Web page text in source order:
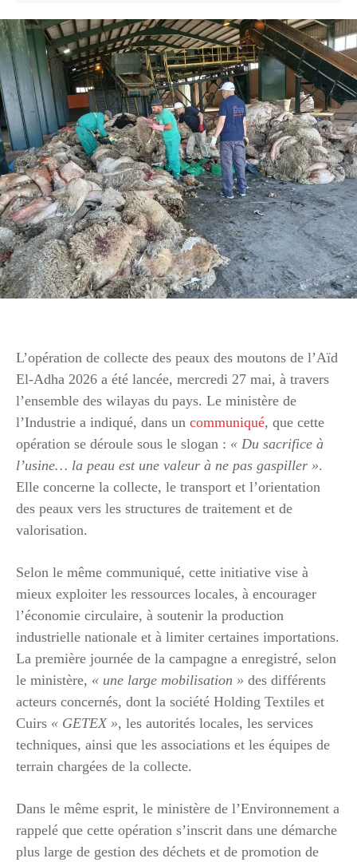
L’opération de collecte des peaux des moutons de l’Aïd
El-Adha 2026 a été lancée, mercredi 27 mai, à travers
l’ensemble des wilayas du pays. Le ministère de
l’Industrie a indiqué, dans un communiqué, que cette
opération se déroule sous le slogan : « Du sacrifice à
l’usine… la peau est une valeur à ne pas gaspiller ».
Elle concerne la collecte, le transport et l’orientation
des peaux vers les structures de traitement et de
valorisation.
Selon le même communiqué, cette initiative vise à
mieux exploiter les ressources locales, à encourager
l’économie circulaire, à soutenir la production
industrielle nationale et à limiter certaines importations.
La première journée de la campagne a enregistré, selon
le ministère, « une large mobilisation » des différents
acteurs concernés, dont la société Holding Textiles et
Cuirs « GETEX », les autorités locales, les services
techniques, ainsi que les associations et les équipes de
terrain chargées de la collecte.
Dans le même esprit, le ministère de l’Environnement a
rappelé que cette opération s’inscrit dans une démarche
plus large de gestion des déchets et de promotion de